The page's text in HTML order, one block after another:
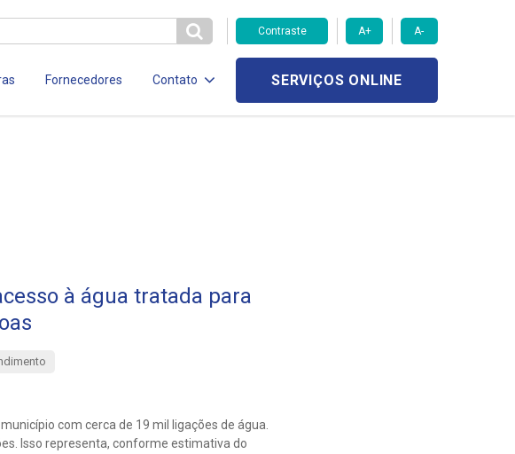
Contraste A+ A-
Fornecedores Contato SERVIÇOS ONLINE
à água tratada para
com cerca de 19 mil ligações de água.
Isso representa, conforme estimativa do